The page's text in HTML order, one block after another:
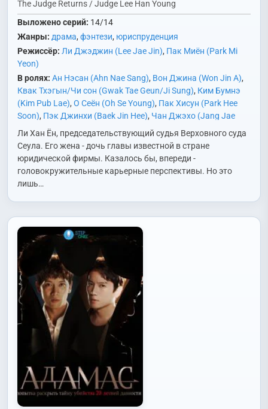
The Judge Returns / Judge Lee Han Young
Выложено серий: 14/14
Жанры: драма, фэнтези, юриспруденция
Режиссёр: Ли Джэджин (Lee Jae Jin), Пак Миён (Park Mi
Yeon)
В ролях: Ан Нэсан (Ahn Nae Sang), Вон Джина (Won Jin A),
Квак Тхэгын/Чи сон (Gwak Tae Geun/Ji Sung), Ким Бумнэ
(Kim Pub Lae), О Сеён (Oh Se Young), Пак Хисун (Park Hee
Soon), Пэк Джинхи (Baek Jin Hee), Чан Джэхо (Jang Jae
Ho), Чон Хитхэ (Jung Hee Tae)
Ли Хан Ён, председательствующий судья Верховного суда
Сеула. Его жена - дочь главы известной в стране
юридической фирмы. Казалось бы, впереди -
головокружительные карьерные перспективы. Но это
лишь…